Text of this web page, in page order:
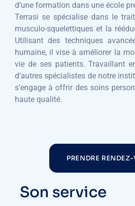
d’une formation dans une école
Terrasi se spécialise dans le
musculo-squelettiques et la
Utilisant des techniques
humaine, il vise à améliorer la
vie de ses patients. Travaillant
d’autres spécialistes de notre
s’engage à offrir des soins
haute qualité.
PRENDRE
Son service